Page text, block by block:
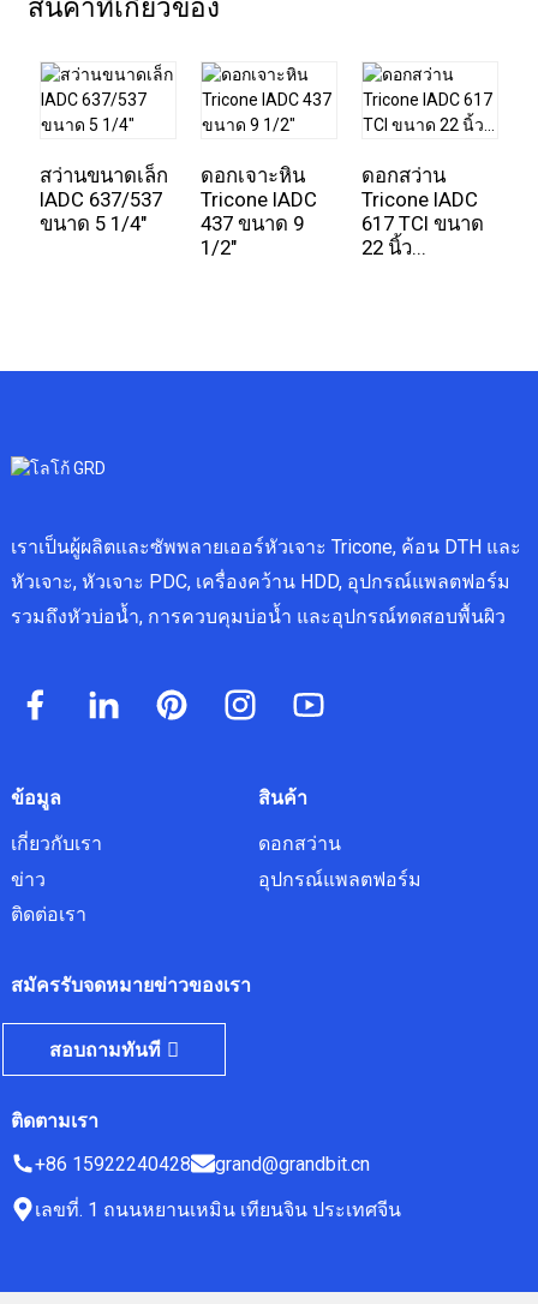
สินค้าที่เกี่ยวข้อง
สว่านขนาดเล็ก
IADC 637/537
ขนาด 5 1/4"
ดอกเจาะหิน
Tricone IADC
437 ขนาด 9
1/2"
ดอกสว่าน
Tricone IADC
617 TCI ขนาด
22 นิ้ว...
เราเป็นผู้ผลิตและซัพพลายเออร์หัวเจาะ Tricone, ค้อน DTH และ
หัวเจาะ, หัวเจาะ PDC, เครื่องคว้าน HDD, อุปกรณ์แพลตฟอร์ม
รวมถึงหัวบ่อน้ำ, การควบคุมบ่อน้ำ และอุปกรณ์ทดสอบพื้นผิว
ข้อมูล
เกี่ยวกับเรา
ข่าว
ติดต่อเรา
สินค้า
ดอกสว่าน
อุปกรณ์แพลตฟอร์ม
สมัครรับจดหมายข่าวของเรา
สอบถามทันที
ติดตามเรา
+86 15922240428
grand@grandbit.cn
เลขที่. 1 ถนนหยานเหมิน เทียนจิน ประเทศจีน